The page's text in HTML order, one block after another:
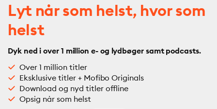
Lyt når som helst, hvor som
helst
Dyk ned i over 1 million e- og lydbøger samt podcasts.
Over 1 million titler
Eksklusive titler + Mofibo Originals
Download og nyd titler offline
Opsig når som helst